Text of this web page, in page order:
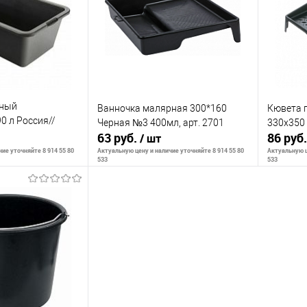
Недоступно
К сравнению
В избранное
Недоступно
К
В
л Россия//
уточняйте 8 914 55 80
о наличии
Недоступно
Ванночка малярная 300*160
Черная №3 400мл, арт. 2701
63 руб. / шт
Актуальную цену и наличие уточняйте 8 914 55 80
533
Кювета
86 руб.
Актуальную
533